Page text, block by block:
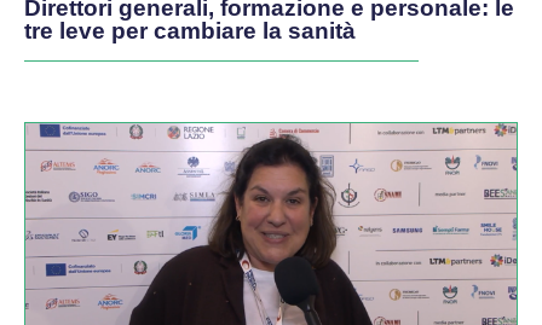
Direttori generali, formazione e personale: le
tre leve per cambiare la sanità